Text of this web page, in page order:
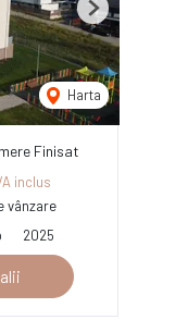
Harta
Next
Finisat
inclus
vânzare
2025